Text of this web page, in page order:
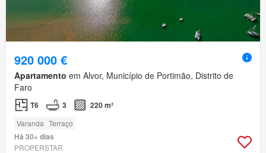
920 000 €
Apartamento em Alvor, Município de Portimão, Distrito de
Faro
T6 3 220 m²
Varanda Terraço
Há 30+ dias
PROPERSTAR